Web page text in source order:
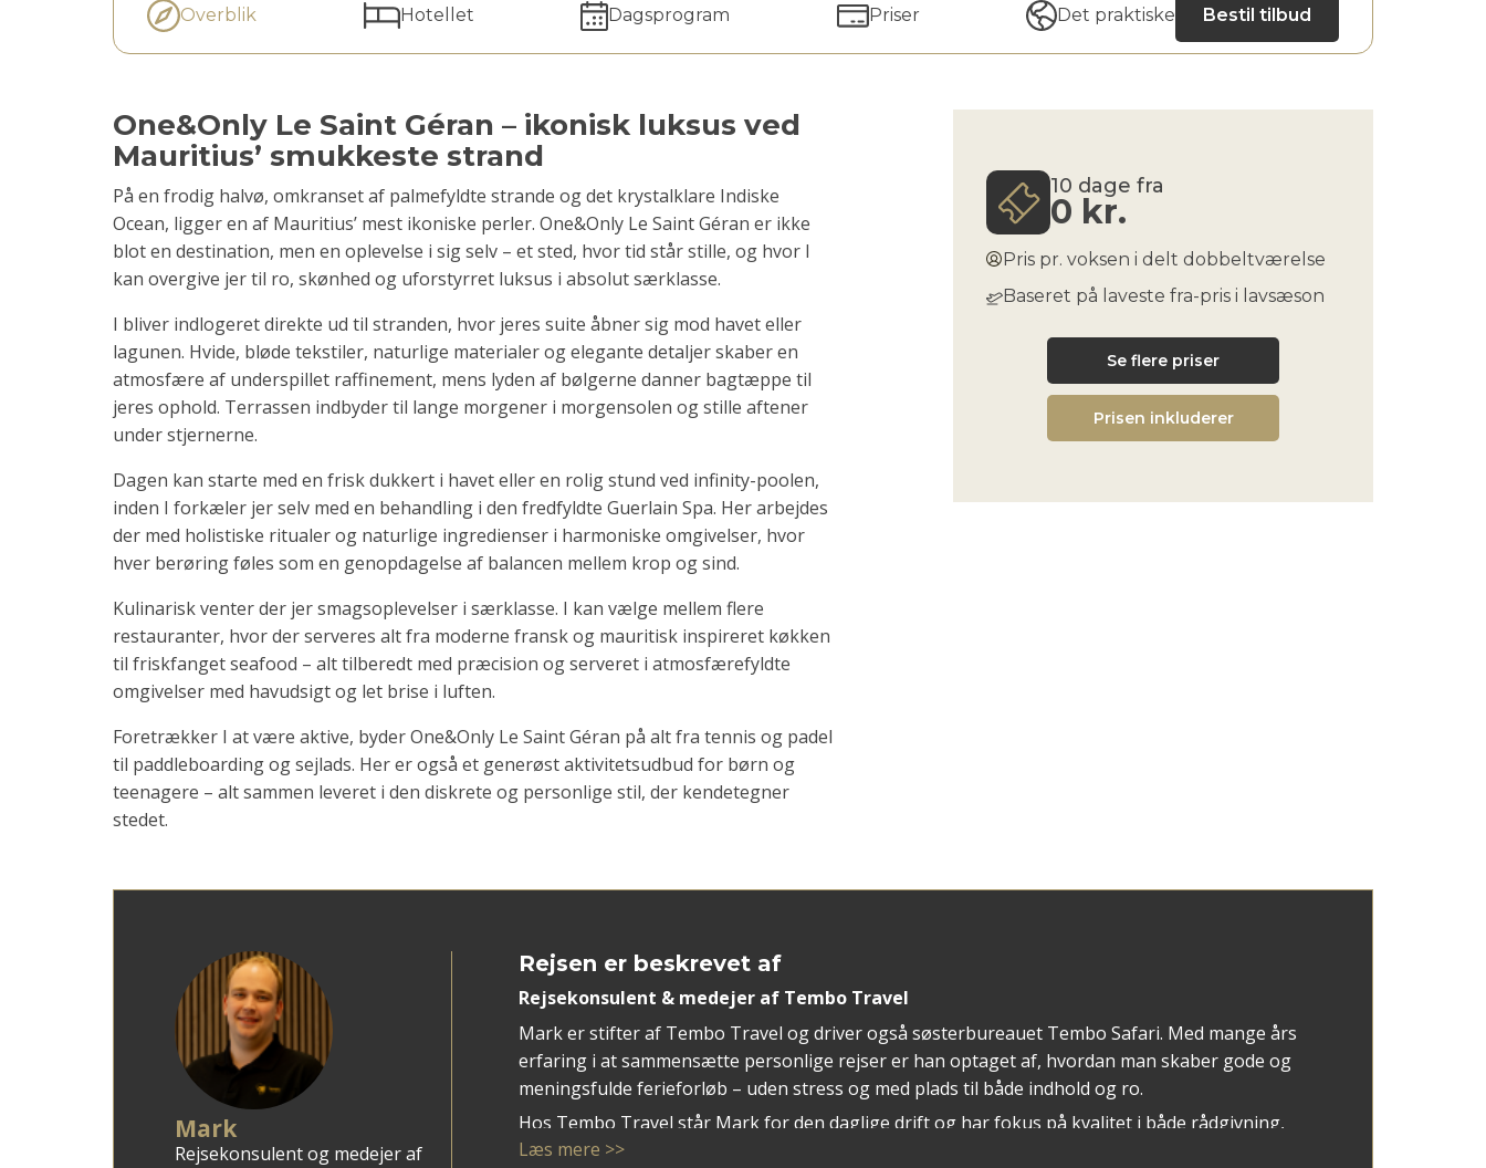
Overblik Hotellet Dagsprogram Priser Det praktiske Bestil tilbud
One&Only Le Saint Géran – ikonisk luksus ved
Mauritius’ smukkeste strand
På en frodig halvø, omkranset af palmefyldte strande og det krystalklare Indiske
Ocean, ligger en af Mauritius’ mest ikoniske perler. One&Only Le Saint Géran er ikke
blot en destination, men en oplevelse i sig selv – et sted, hvor tid står stille, og hvor I
kan overgive jer til ro, skønhed og uforstyrret luksus i absolut særklasse.
I bliver indlogeret direkte ud til stranden, hvor jeres suite åbner sig mod havet eller
lagunen. Hvide, bløde tekstiler, naturlige materialer og elegante detaljer skaber en
atmosfære af underspillet raffinement, mens lyden af bølgerne danner bagtæppe til
jeres ophold. Terrassen indbyder til lange morgener i morgensolen og stille aftener
under stjernerne.
Dagen kan starte med en frisk dukkert i havet eller en rolig stund ved infinity-poolen,
inden I forkæler jer selv med en behandling i den fredfyldte Guerlain Spa. Her arbejdes
der med holistiske ritualer og naturlige ingredienser i harmoniske omgivelser, hvor
hver berøring føles som en genopdagelse af balancen mellem krop og sind.
Kulinarisk venter der jer smagsoplevelser i særklasse. I kan vælge mellem flere
restauranter, hvor der serveres alt fra moderne fransk og mauritisk inspireret køkken
til friskfanget seafood – alt tilberedt med præcision og serveret i atmosfærefyldte
omgivelser med havudsigt og let brise i luften.
Foretrækker I at være aktive, byder One&Only Le Saint Géran på alt fra tennis og padel
til paddleboarding og sejlads. Her er også et generøst aktivitetsudbud for børn og
teenagere – alt sammen leveret i den diskrete og personlige stil, der kendetegner
stedet.
10 dage fra
0 kr.
Pris pr. voksen i delt dobbeltværelse
Baseret på laveste fra-pris i lavsæson
Se flere priser
Prisen inkluderer
Rejsen er beskrevet af
Rejsekonsulent & medejer af Tembo Travel
Mark er stifter af Tembo Travel og driver også søsterbureauet Tembo Safari. Med mange års
erfaring i at sammensætte personlige rejser er han optaget af, hvordan man skaber gode og
meningsfulde ferieforløb – uden stress og med plads til både indhold og ro.
Hos Tembo Travel står Mark for den daglige drift og har fokus på kvalitet i både rådgivning,
samarbejde og service.
Læs mere >>
Mark
Rejsekonsulent og medejer af